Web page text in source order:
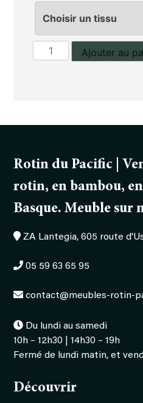
quantité
de
Ajouter au
Rotin du Pacific |
rotin, en bambou,
Basque. Meuble sur
ZA Lantegia, 605 route
05 59 63 65 95
contact@meubles-rotin-
Du lundi au samedi
10h – 12h30 | 14h30 – 19h
Fermé de lundi matin, et
Découvrir